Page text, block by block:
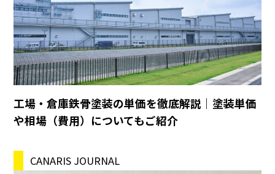
工場・倉庫鉄骨塗装の単価を徹底解説｜塗装単価
や相場（費用）についてもご紹介
CANARIS JOURNAL